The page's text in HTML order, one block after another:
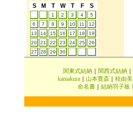
S M T W T F S
1 2 3 4
5
6
7 8 9 10 11
12
13
14 15 16 17 18
19
20
21 22 23 24 25
26
27
28 29 30
関東式結納 関西式結納
kamakura
山本寛斎 桂由美
命名書
結納羽子板